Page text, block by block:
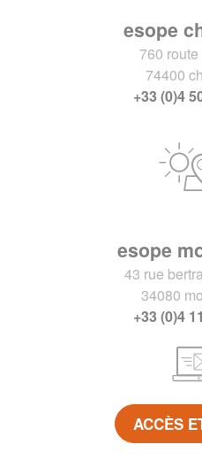
esope
760
74400
+33 (0)4
esope
43 rue
34080
+33 (0)4
ACCÈS